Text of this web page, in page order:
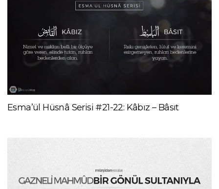
Esma’ül Hüsnâ Serisi #21-22: Kâbız – Bâsıt